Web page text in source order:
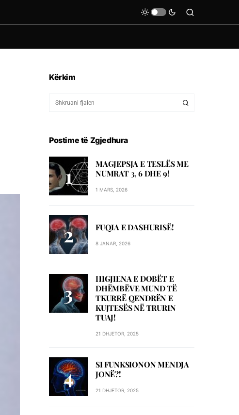
Kërkim
Postime të Zgjedhura
MAGJEPSJA E TESLËS ME
NUMRAT 3, 6 DHE 9!
1 MARS, 2026
FUQIA E DASHURISË!
8 JANAR, 2026
HIGJIENA E DOBËT E
DHËMBËVE MUND TË
TKURRË QENDRËN E
KUJTESËS NË TRURIN
TUAJ!
21 DHJETOR, 2025
SI FUNKSIONON MENDJA
JONË?!
21 DHJETOR, 2025